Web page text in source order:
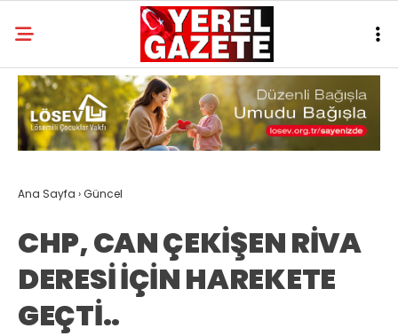
Ana Sayfa ›Güncel
CHP, CAN ÇEKİŞEN RİVA
DERESİ İÇİN HAREKETE
GEÇTİ..